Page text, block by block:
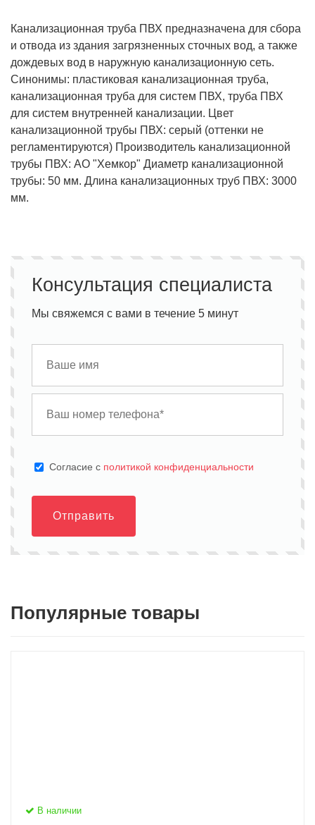
Канализационная труба ПВХ предназначена для сбора
и отвода из здания загрязненных сточных вод, а также
дождевых вод в наружную канализационную сеть.
Синонимы: пластиковая канализационная труба,
канализационная труба для систем ПВХ, труба ПВХ
для систем внутренней канализации. Цвет
канализационной трубы ПВХ: серый (оттенки не
регламентируются) Производитель канализационной
трубы ПВХ: АО "Хемкор" Диаметр канализационной
трубы: 50 мм. Длина канализационных труб ПВХ: 3000
мм.
Консультация специалиста
Мы свяжемся с вами в течение 5 минут
Cогласие с политикой конфиденциальности
Отправить
Популярные товары
В наличии